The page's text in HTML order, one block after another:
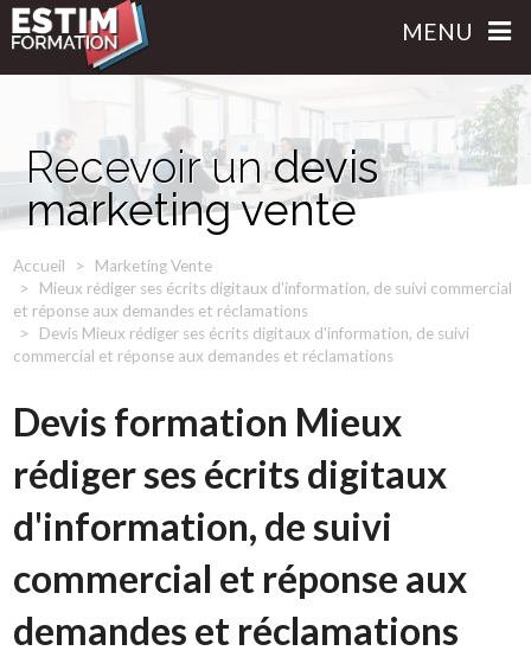
MENU
Recevoir undevis
marketing vente
Accueil
Marketing Vente
Mieux rédiger ses écrits digitaux d'information, de suivi commercial
et réponse aux demandes et réclamations
Devis Mieux rédiger ses écrits digitaux d'information, de suivi
commercial et réponse aux demandes et réclamations
Devis formation Mieux
rédiger ses écrits digitaux
d'information, de suivi
commercial et réponse aux
demandes et réclamations